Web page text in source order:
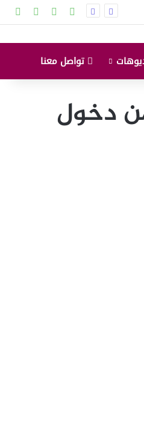
‫YouTube
تواصل معنا
إيران من دخول